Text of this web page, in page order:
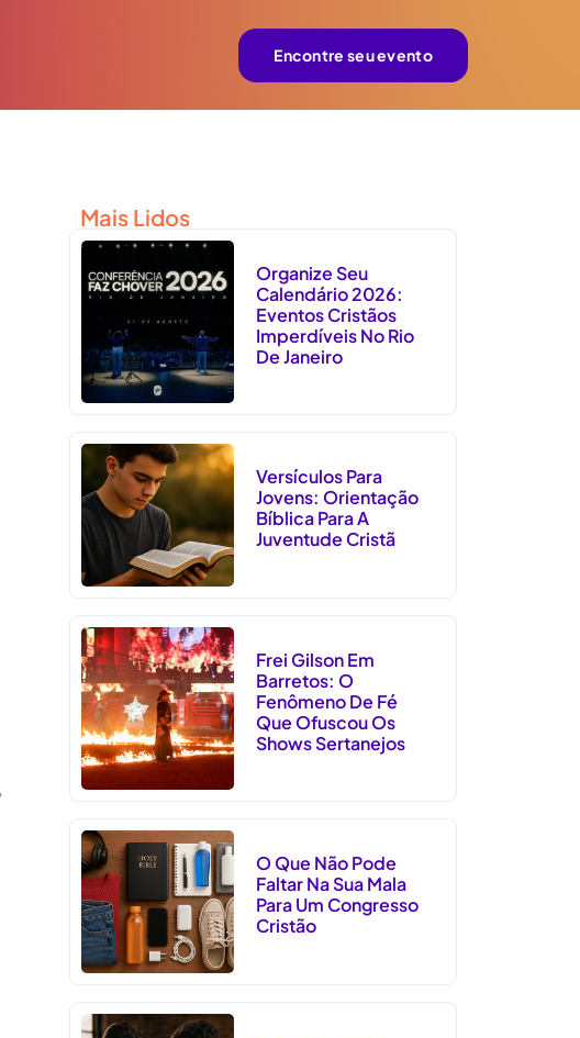
Encontre seu evento
Mais Lidos
Organize Seu
Calendário 2026:
Eventos Cristãos
Imperdíveis No Rio
De Janeiro
Versículos Para
Jovens: Orientação
Bíblica Para A
Juventude Cristã
Frei Gilson Em
Barretos: O
Fenômeno De Fé
Que Ofuscou Os
Shows Sertanejos
O Que Não Pode
Faltar Na Sua Mala
Para Um Congresso
Cristão